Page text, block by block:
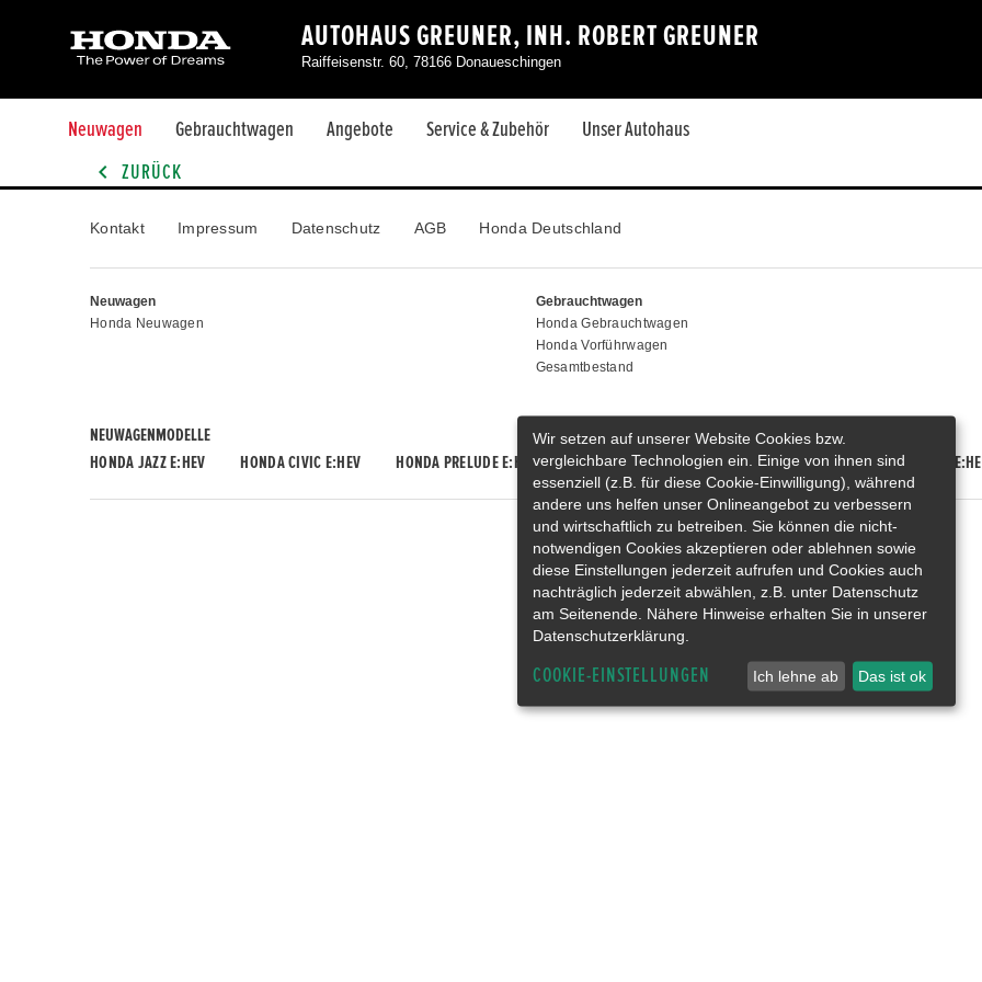
AUTOHAUS GREUNER, INH. ROBERT GREUNER
Raiffeisenstr. 60, 78166 Donaueschingen
Neuwagen Gebrauchtwagen Angebote Service & Zubehör Unser Autohaus
ZURÜCK
Kontakt Impressum Datenschutz AGB Honda Deutschland
Neuwagen
Honda Neuwagen
Gebrauchtwagen
Honda Gebrauchtwagen
Honda Vorführwagen
Gesamtbestand
NEUWAGENMODELLE
HONDA JAZZ E:HEV
HONDA CIVIC E:HEV HONDA PRELUDE E:HEV HONDA HR-V E:HEV HONDA ZR-V E:HEV HONDA CR-V
Wir setzen auf unserer Website Cookies bzw.
vergleichbare Technologien ein. Einige von ihnen sind
essenziell (z.B. für diese Cookie-Einwilligung), während
andere uns helfen unser Onlineangebot zu verbessern
und wirtschaftlich zu betreiben. Sie können die nicht-
notwendigen Cookies akzeptieren oder ablehnen sowie
diese Einstellungen jederzeit aufrufen und Cookies auch
nachträglich jederzeit abwählen, z.B. unter Datenschutz
am Seitenende. Nähere Hinweise erhalten Sie in unserer
Datenschutzerklärung.
COOKIE-EINSTELLUNGEN Ich lehne ab Das ist ok